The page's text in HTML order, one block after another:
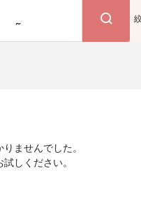
~
ませんでした。
しください。